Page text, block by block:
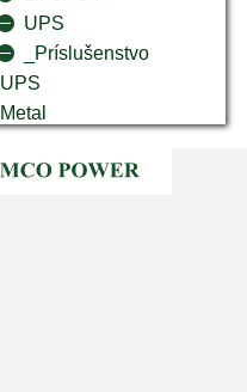
UPS
_Príslušenstvo
UPS
Metal